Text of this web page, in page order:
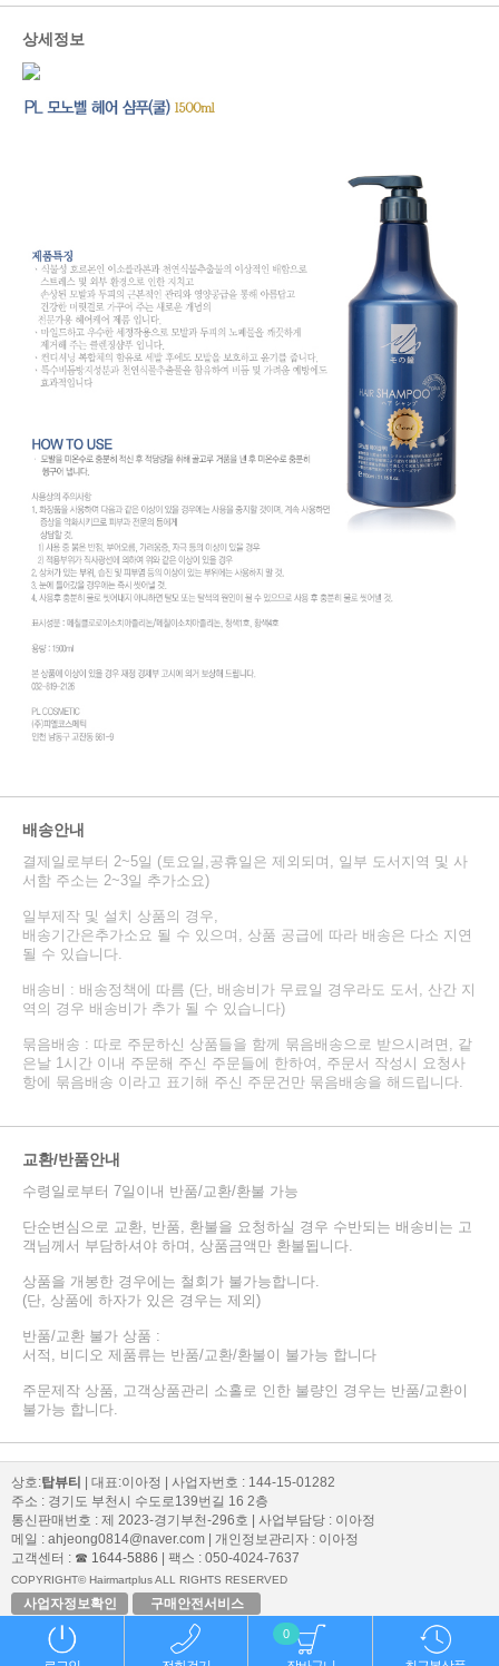
상세정보
배송안내
결제일로부터 2~5일 (토요일,공휴일은 제외되며, 일부 도서지역 및 사
서함 주소는 2~3일 추가소요)
일부제작 및 설치 상품의 경우,
배송기간은추가소요 될 수 있으며, 상품 공급에 따라 배송은 다소 지연
될 수 있습니다.
배송비 : 배송정책에 따름 (단, 배송비가 무료일 경우라도 도서, 산간 지
역의 경우 배송비가 추가 될 수 있습니다)
묶음배송 : 따로 주문하신 상품들을 함께 묶음배송으로 받으시려면, 같
은날 1시간 이내 주문해 주신 주문들에 한하여, 주문서 작성시 요청사
항에 묶음배송 이라고 표기해 주신 주문건만 묶음배송을 해드립니다.
교환/반품안내
수령일로부터 7일이내 반품/교환/환불 가능
단순변심으로 교환, 반품, 환불을 요청하실 경우 수반되는 배송비는 고
객님께서 부담하셔야 하며, 상품금액만 환불됩니다.
상품을 개봉한 경우에는 철회가 불가능합니다.
(단, 상품에 하자가 있은 경우는 제외)
반품/교환 불가 상품 :
서적, 비디오 제품류는 반품/교환/환불이 불가능 합니다
주문제작 상품, 고객상품관리 소홀로 인한 불량인 경우는 반품/교환이
불가능 합니다.
상호:탑뷰티
| 대표:이아정 | 사업자번호 : 144-15-01282
주소 : 경기도 부천시 수도로139번길 16 2층
통신판매번호 : 제 2023-경기부천-296호 | 사업부담당 : 이아정
메일 : ahjeong0814@naver.com | 개인정보관리자 : 이아정
고객센터 : ☎ 1644-5886 | 팩스 : 050-4024-7637
COPYRIGHT© Hairmartplus ALL RIGHTS RESERVED
사업자정보확인 구매안전서비스
0